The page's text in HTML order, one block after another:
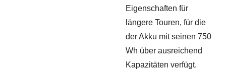
Eigenschaften für
längere Touren, für die
der Akku mit seinen 750
Wh über ausreichend
Kapazitäten verfügt.